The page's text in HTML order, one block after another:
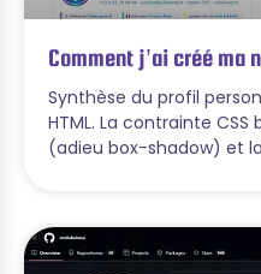
Comment j’ai créé ma
Synthèse du profil
HTML. La contrainte
(adieu box-shadow) et